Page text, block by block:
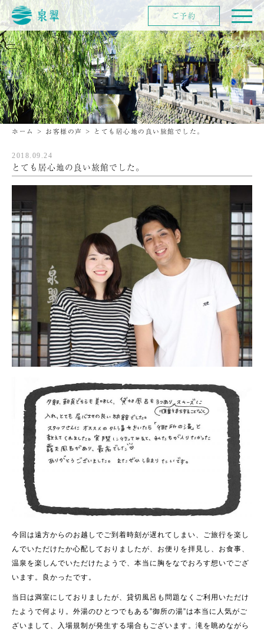
ホーム > お客様の声 > とても居心地の良い旅館でした。
2018.09.24
とても居心地の良い旅館でした。
今回は遠方からのお越しでご到着時刻が遅れてしまい、ご旅行を楽し
んでいただけたか心配しておりましたが、お便りを拝見し、お食事、
温泉を楽しんでいただけたようで、本当に胸をなでおろす想いでござ
います。良かったです。
当日は満室にしておりましたが、貸切風呂も問題なくご利用いただけ
たようで何より。外湯のひとつでもある”御所の湯”は本当に人気がご
ざいまして、入場規制が発生する場合もございます。滝を眺めながら
ご予約